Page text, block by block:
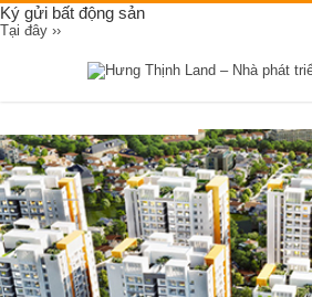
Ký gửi bất động sản
Tại đây ››